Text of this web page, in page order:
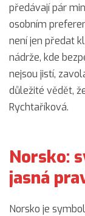
předávají pár
osobním
není jen předat
nádrže, kde
nejsou jistí,
důležité vědět,
Rychtaříková.
Norsko:
jasná
Norsko je